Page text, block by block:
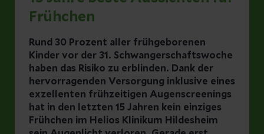
Frühchen
Rund 30 Prozent aller frühgeborenen
Kinder vor der 31. Schwangerschaftswoche
haben das Risiko zu erblinden. Dank der
hervorragenden Versorgung inklusive eines
exzellenten frühzeitigen Augenscreenings
hat in den letzten 15 Jahren kein einziges
Frühchen im Helios Klinikum Hildesheim